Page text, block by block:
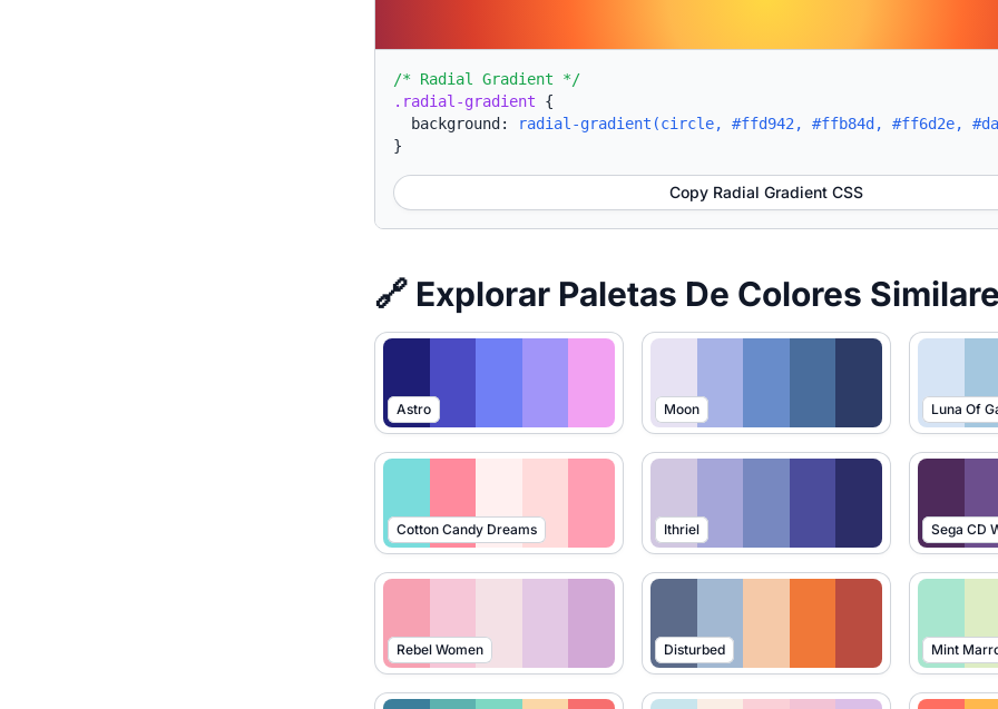
/* Radial Gradient */
.radial-gradient {
background:
radial-gradient(circle, #ffd942, #ffb84d, #ff6d2e,
}
Copy Radial Gradient CSS
🔗 Explorar Paletas De Colores
Astro Moon Luna Of
Cotton Candy Dreams Ithriel Sega CD
Rebel Women Disturbed Mint